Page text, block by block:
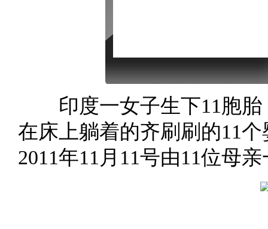
印度一女子生下11胞胎
在床上躺着的齐刷刷的11
2011年11月11号由11位母